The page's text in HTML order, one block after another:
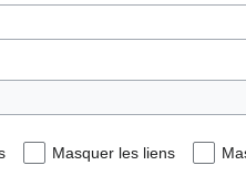
Masquer les liens